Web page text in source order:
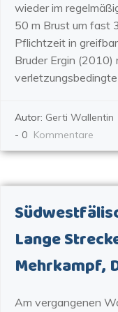
wieder im
50 m Brust um fast
Pflichtzeit in
Bruder Ergin (2010)
Autor: Gerti Wallentin
- 0 Kommentare
Lange
Mehrkampf,
Am vergangenen